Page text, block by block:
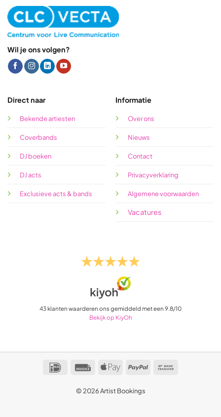
Wil je ons volgen?
Direct naar
Bekende artiesten
Coverbands
DJ boeken
DJ acts
Exclusieve acts & bands
Informatie
Over ons
Nieuws
Contact
Privacyverklaring
Algemene voorwaarden
Vacatures
43 klanten waarderen ons gemiddeld met een 9.8/10
Bekijk op KiyOh
© 2026 Artist Bookings
IDeal Invoice Apple
PayPal